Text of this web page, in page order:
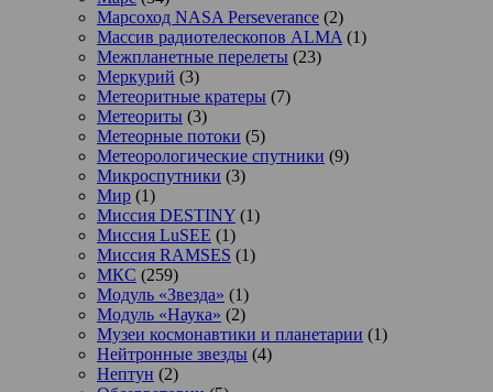
Марсоход NASA Perseverance (2)
Массив радиотелескопов ALMA (1)
Межпланетные перелеты (23)
Меркурий (3)
Метеоритные кратеры (7)
Метеориты (3)
Метеорные потоки (5)
Метеорологические спутники (9)
Микроспутники (3)
Мир (1)
Миссия DESTINY (1)
Миссия LuSEE (1)
Миссия RAMSES (1)
МКС (259)
Модуль «Звезда» (1)
Модуль «Наука» (2)
Музеи космонавтики и планетарии (1)
Нейтронные звезды (4)
Нептун (2)